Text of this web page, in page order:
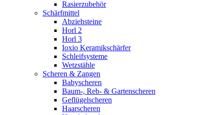
Rasierzubehör
Schärfmittel
Abziehsteine
Horl 2
Horl 3
Ioxio Keramikschärfer
Schleifsysteme
Wetzstähle
Scheren & Zangen
Babyscheren
Baum-, Reb- & Gartenscheren
Geflügelscheren
Haarscheren